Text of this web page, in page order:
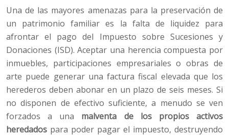
Una de las mayores amenazas para la preservación de
un patrimonio familiar es la falta de liquidez para
afrontar el pago del Impuesto sobre Sucesiones y
Donaciones (ISD). Aceptar una herencia compuesta por
inmuebles, participaciones empresariales o obras de
arte puede generar una factura fiscal elevada que los
herederos deben abonar en un plazo de seis meses. Si
no disponen de efectivo suficiente, a menudo se ven
forzados a una malventa de los propios activos
heredados para poder pagar el impuesto, destruyendo